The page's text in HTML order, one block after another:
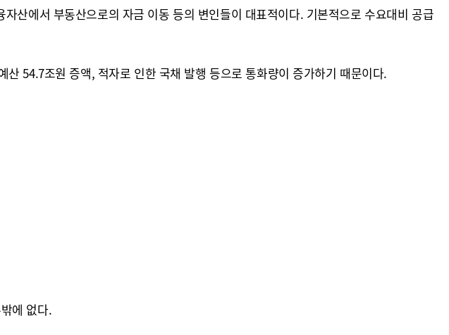
산에서 부동산으로의 자금 이동 등의 변인들이 대표적이다. 기본적으로 수요대비 공급
54.7조원 증액, 적자로 인한 국채 발행 등으로 통화량이 증가하기 때문이다.
에 없다.